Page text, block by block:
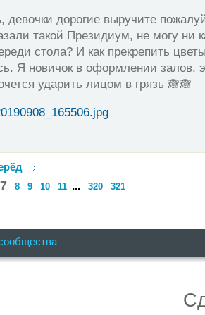
девочки дорогие выручите
такой Президиум, не могу ни
стола? И как прекрепить
Я новичок в оформлении залов,
ударить лицом в грязь 🙈🙈
7 8 9 10 11 ... 320 321